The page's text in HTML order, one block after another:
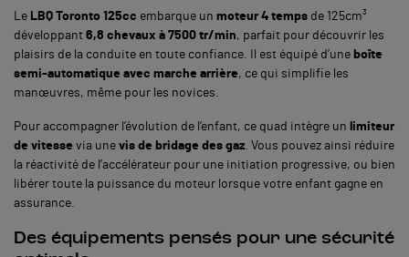
Le LBQ Toronto 125cc embarque un moteur 4 temps de 125cm³
développant 6,8 chevaux à 7500 tr/min, parfait pour découvrir les
plaisirs de la conduite en toute confiance. Il est équipé d’une boîte
semi-automatique avec marche arrière, ce qui simplifie les
manœuvres, même pour les novices.
Pour accompagner l’évolution de l’enfant, ce quad intègre un limiteur
de vitesse via une vis de bridage des gaz . Vous pouvez ainsi réduire
la réactivité de l’accélérateur pour une initiation progressive, ou bien
libérer toute la puissance du moteur lorsque votre enfant gagne en
assurance.
Des équipements pensés pour une sécurité